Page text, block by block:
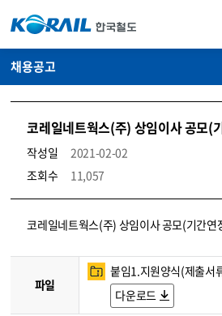
채용공고
코레일네트웍스(주) 상임이사 공모(
작성일
2021-02-02
조회수
11,057
코레일소개_경영공시_채용공고 상세보기 – 내용, 파일, 담당자 연락처로 구성
코레일네트웍스(주) 상임이사 공모(기간연
파일
붙임1.지원양식(제출서
다운로드